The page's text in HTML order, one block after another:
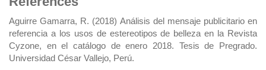
Aguirre Gamarra, R. (2018) Análisis del mensaje publicitario en
referencia a los usos de estereotipos de belleza en la Revista
Cyzone, en el catálogo de enero 2018. Tesis de Pregrado.
Universidad César Vallejo, Perú.